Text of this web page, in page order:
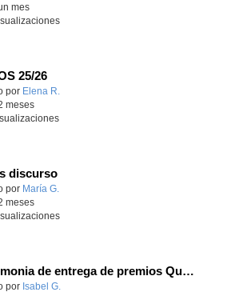
mes
25/26
educativo.
por Elena R.
meses
discurso
educativo.
por María G.
meses
Ceremonia de entrega de premios Quizstory 2026
por Isabel G.